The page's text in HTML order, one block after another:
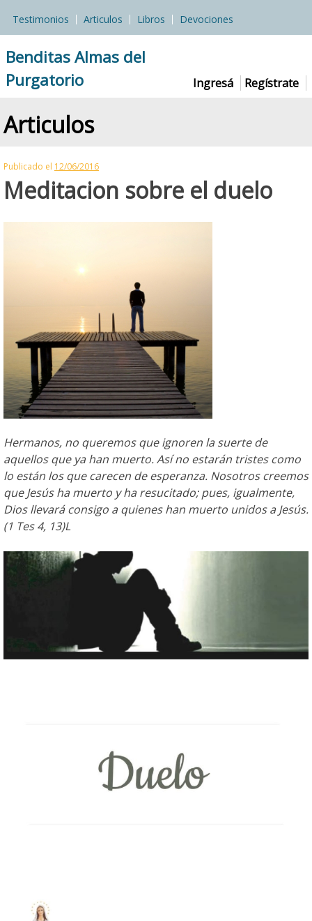
Testimonios Articulos Libros Devociones
Benditas Almas del
Purgatorio
Ingresá Regístrate
Articulos
Publicado el 12/06/2016
Meditacion sobre el duelo
Hermanos, no queremos que ignoren la suerte de
aquellos que ya han muerto. Así no estarán tristes como
lo están los que carecen de esperanza. Nosotros creemos
que Jesús ha muerto y ha resucitado; pues, igualmente,
Dios llevará consigo a quienes han muerto unidos a Jesús.
(1 Tes 4, 13)L